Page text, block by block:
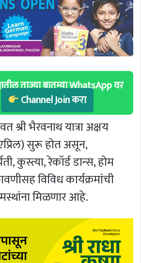
ताज्या बातम्या WhatsApp वर
Channel Join करा
श्री भैरवनाथ यात्रा अक्षय
सुरू होत असून,
कुस्त्या, रेकॉर्ड डान्स, होम
विविध कार्यक्रमांची
मिळणार आहे.